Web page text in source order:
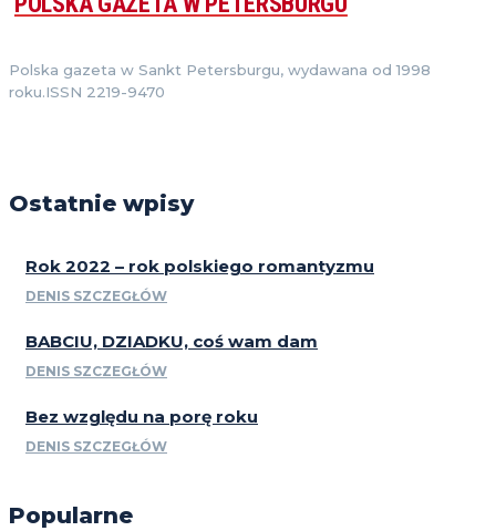
Polska gazeta w Sankt Petersburgu, wydawana od 1998
roku.ISSN 2219-9470
Ostatnie wpisy
Rok 2022 – rok polskiego romantyzmu
DENIS SZCZEGŁÓW
BABCIU, DZIADKU, coś wam dam
DENIS SZCZEGŁÓW
Bez względu na porę roku
DENIS SZCZEGŁÓW
Popularne